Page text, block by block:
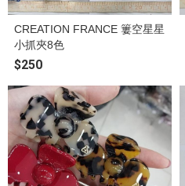
CREATION FRANCE 簍空星星
小抓夾8色
$250